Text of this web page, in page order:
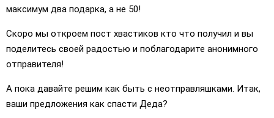
максимум два подарка, а не 50!
Скоро мы откроем пост хвастиков кто что получил и вы
поделитесь своей радостью и поблагодарите анонимного
отправителя!
А пока давайте решим как быть с неотправляшками. Итак,
ваши предложения как спасти Деда?